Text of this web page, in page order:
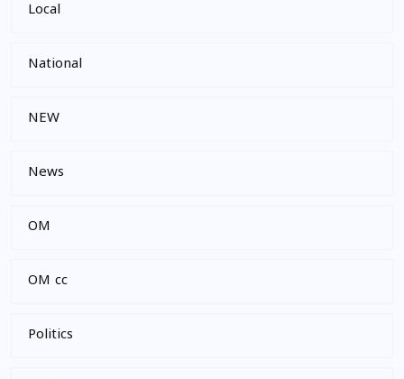
Local
National
NEW
News
OM
OM cc
Politics